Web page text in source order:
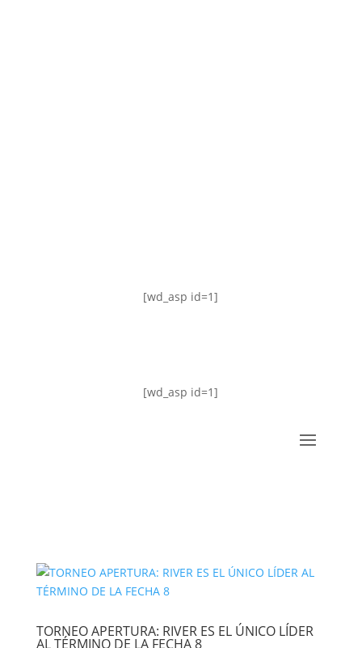
[wd_asp id=1]
[wd_asp id=1]
TORNEO APERTURA: RIVER ES EL ÚNICO LÍDER
AL TÉRMINO DE LA FECHA 8